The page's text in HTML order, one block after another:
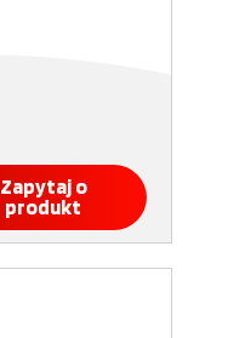
Zapytaj o
produkt